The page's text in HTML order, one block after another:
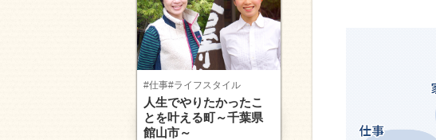
#仕事#ライフスタイル
人生でやりたかったこ
とを叶える町～千葉県
館山市～